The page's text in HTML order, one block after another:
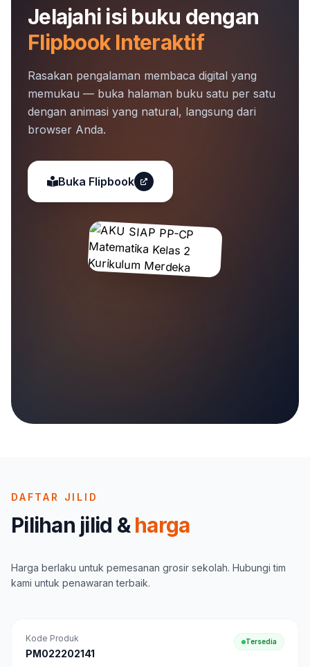
Jelajahi isi buku dengan
Flipbook Interaktif
Rasakan pengalaman membaca digital yang
memukau — buka halaman buku satu per satu
dengan animasi yang natural, langsung dari
browser Anda.
Buka Flipbook
DAFTAR JILID
Pilihan jilid &harga
Harga berlaku untuk pemesanan grosir sekolah. Hubungi tim
kami untuk penawaran terbaik.
Kode Produk
PM022202141
Tersedia